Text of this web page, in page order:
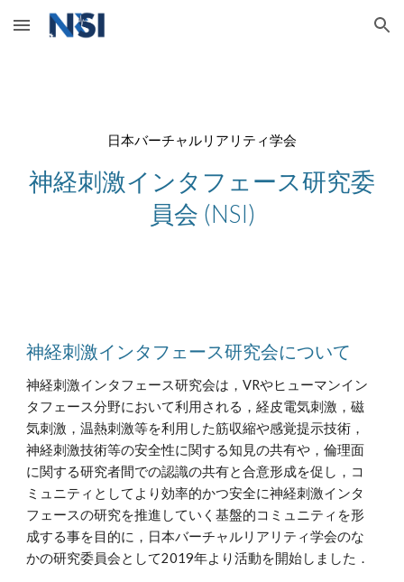
Skip to main content Skip to navigation
日本バーチャルリアリティ学会
神経刺激インタフェース研究委
員会 (NSI)
神経刺激インタフェース研究会について
神経刺激インタフェース研究会は，VRやヒューマンイン
タフェース分野において利用される，経皮電気刺激，磁
気刺激，温熱刺激等を利用した筋収縮や感覚提示技術，
神経刺激技術等の安全性に関する知見の共有や，倫理面
に関する研究者間での認識の共有と合意形成を促し，コ
ミュニティとしてより効率的かつ安全に神経刺激インタ
フェースの研究を推進していく基盤的コミュニティを形
成する事を目的に，日本バーチャルリアリティ学会のな
かの研究委員会として2019年より活動を開始しました．